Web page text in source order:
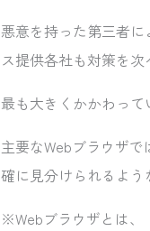
悪意を持った第三者
ス提供各社も対策を次
最も大きくかかわっ
主要なWebブラウザ
確に見分けられるよう
※Webブラウザとは、